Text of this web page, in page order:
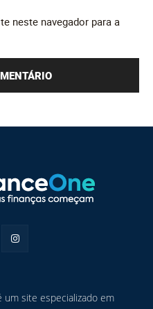
neste navegador para a
um site especializado em